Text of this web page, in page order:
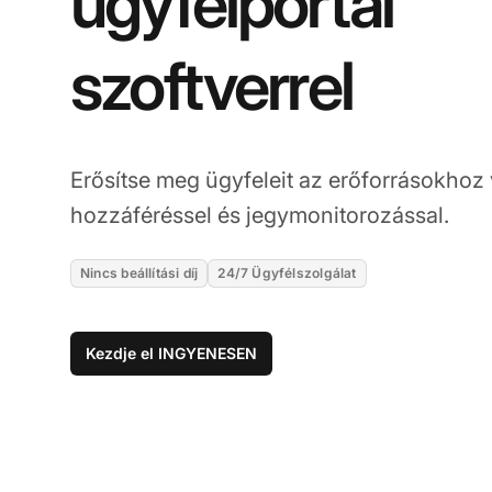
szoftverrel
Erősítse meg ügyfeleit az erőforrásokhoz
hozzáféréssel és jegymonitorozással.
Nincs beállítási díj 24/7 Ügyfélszolgálat
Kezdje el INGYENESEN